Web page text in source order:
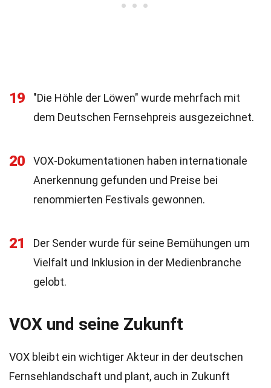
19
"Die Höhle der Löwen" wurde mehrfach mit
dem Deutschen Fernsehpreis ausgezeichnet.
20
VOX-Dokumentationen haben internationale
Anerkennung gefunden und Preise bei
renommierten Festivals gewonnen.
21
Der Sender wurde für seine Bemühungen um
Vielfalt und Inklusion in der Medienbranche
gelobt.
VOX und seine Zukunft
VOX bleibt ein wichtiger Akteur in der deutschen
Fernsehlandschaft und plant, auch in Zukunft